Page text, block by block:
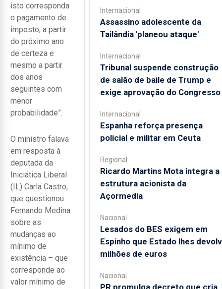
isto corresponda
o pagamento de
imposto, a partir
do próximo ano
de certeza e
mesmo a partir
dos anos
seguintes com
menor
probabilidade”.
O ministro falava
em resposta à
deputada da
Iniciática Liberal
(IL) Carla Castro,
que questionou
Fernando Medina
sobre as
mudanças ao
mínimo de
existência – que
corresponde ao
valor mínimo de
Internacional
Assassino adolescente da
Tailândia 'planeou ataque'
Internacional
Tribunal suspende construção
de salão de baile de Trump e
exige aprovação do Congresso
Internacional
Espanha reforça presença
policial e militar em Ceuta
Regional
Ricardo Martins Mota integra a
estrutura acionista da
Açormedia
Nacional
Lesados do BES exigem em
Espinho que Estado lhes
milhões de euros
Nacional
PR promulga decreto que cria